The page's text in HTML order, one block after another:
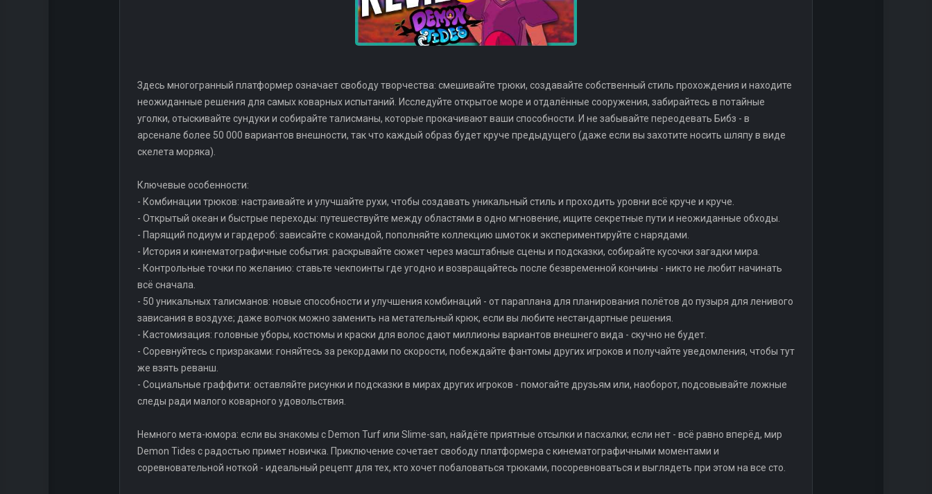
Здесь многогранный платформер означает свободу творчества: смешивайте трюки, создавайте собственный стиль прохождения и находите
неожиданные решения для самых коварных испытаний. Исследуйте открытое море и отдалённые сооружения, забирайтесь в потайные
уголки, отыскивайте сундуки и собирайте талисманы, которые прокачивают ваши способности. И не забывайте переодевать Бибз - в
арсенале более 50 000 вариантов внешности, так что каждый образ будет круче предыдущего (даже если вы захотите носить шляпу в виде
скелета моряка).
Ключевые особенности:
- Комбинации трюков: настраивайте и улучшайте рухи, чтобы создавать уникальный стиль и проходить уровни всё круче и круче.
- Открытый океан и быстрые переходы: путешествуйте между областями в одно мгновение, ищите секретные пути и неожиданные обходы.
- Парящий подиум и гардероб: зависайте с командой, пополняйте коллекцию шмоток и экспериментируйте с нарядами.
- История и кинематографичные события: раскрывайте сюжет через масштабные сцены и подсказки, собирайте кусочки загадки мира.
- Контрольные точки по желанию: ставьте чекпоинты где угодно и возвращайтесь после безвременной кончины - никто не любит начинать
всё сначала.
- 50 уникальных талисманов: новые способности и улучшения комбинаций - от параплана для планирования полётов до пузыря для ленивого
зависания в воздухе; даже волчок можно заменить на метательный крюк, если вы любите нестандартные решения.
- Кастомизация: головные уборы, костюмы и краски для волос дают миллионы вариантов внешнего вида - скучно не будет.
- Соревнуйтесь с призраками: гоняйтесь за рекордами по скорости, побеждайте фантомы других игроков и получайте уведомления, чтобы тут
же взять реванш.
- Социальные граффити: оставляйте рисунки и подсказки в мирах других игроков - помогайте друзьям или, наоборот, подсовывайте ложные
следы ради малого коварного удовольствия.
Немного мета-юмора: если вы знакомы с Demon Turf или Slime-san, найдёте приятные отсылки и пасхалки; если нет - всё равно вперёд, мир
Demon Tides с радостью примет новичка. Приключение сочетает свободу платформера с кинематографичными моментами и
соревновательной ноткой - идеальный рецепт для тех, кто хочет побаловаться трюками, посоревноваться и выглядеть при этом на все сто.